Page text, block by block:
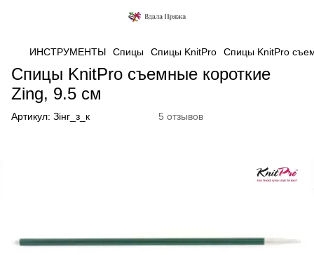
ИНСТРУМЕНТЫ Спицы Спицы KnitPro Спицы KnitPro
Спицы KnitPro съемные короткие
Zing, 9.5 см
Артикул: Зінг_з_к 5 отзывов